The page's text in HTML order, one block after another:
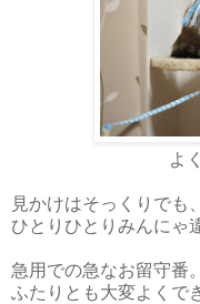
よ
見かけはそっくりでも、
ひとりひとりみんにゃ
急用での急なお留守番。
ふたりとも大変よくで